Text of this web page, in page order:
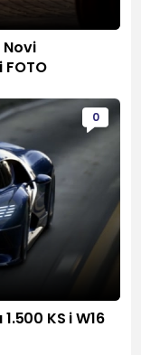
Novi
0
KS i W16